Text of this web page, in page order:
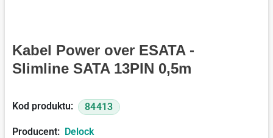
Kabel Power over ESATA -
Slimline SATA 13PIN 0,5m
Kod produktu: 84413
Producent: Delock